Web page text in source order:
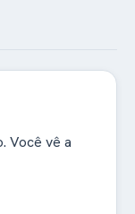
Você vê a